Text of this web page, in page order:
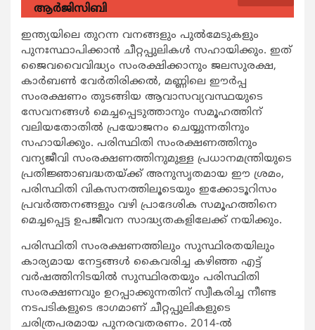
ആര്‍ജിസിബി
ഇന്ത്യയിലെ തുറന്ന വനങ്ങളും പുല്‍മേടുകളും
പുനഃസ്ഥാപിക്കാന്‍ ചീറ്റപ്പുലികള്‍ സഹായിക്കും. ഇത്
ജൈവവൈവിദ്ധ്യം സംരക്ഷിക്കാനും ജലസുരക്ഷ,
കാര്‍ബണ്‍ വേര്‍തിരിക്കല്‍, മണ്ണിലെ ഈര്‍പ്പ
സംരക്ഷണം തുടങ്ങിയ ആവാസവ്യവസ്ഥയുടെ
സേവനങ്ങള്‍ മെച്ചപ്പെടുത്താനും സമൂഹത്തിന്
വലിയതോതില്‍ പ്രയോജനം ചെയ്യുന്നതിനും
സഹായിക്കും. പരിസ്ഥിതി സംരക്ഷണത്തിനും
വന്യജീവി സംരക്ഷണത്തിനുമുള്ള പ്രധാനമന്ത്രിയുടെ
പ്രതിജ്ഞാബദ്ധതയ്ക്ക് അനുസൃതമായ ഈ ശ്രമം,
പരിസ്ഥിതി വികസനത്തിലൂടെയും ഇക്കോടൂറിസം
പ്രവര്‍ത്തനങ്ങളും വഴി പ്രാദേശിക സമൂഹത്തിനെ
മെച്ചപ്പെട്ട ഉപജീവന സാദ്ധ്യതകളിലേക്ക് നയിക്കും.
പരിസ്ഥിതി സംരക്ഷണത്തിലും സുസ്ഥിരതയിലും
കാര്യമായ നേട്ടങ്ങള്‍ കൈവരിച്ച കഴിഞ്ഞ എട്ട്
വര്‍ഷത്തിനിടയില്‍ സുസ്ഥിരതയും പരിസ്ഥിതി
സംരക്ഷണവും ഉറപ്പാക്കുന്നതിന് സ്വീകരിച്ച നീണ്ട
നടപടികളുടെ ഭാഗമാണ് ചീറ്റപ്പുലികളുടെ
ചരിത്രപരമായ പുനരവതരണം. 2014-ല്‍